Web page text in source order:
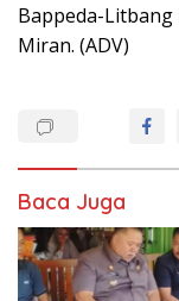
Bappeda-Litbang
Miran. (ADV)
Baca Juga